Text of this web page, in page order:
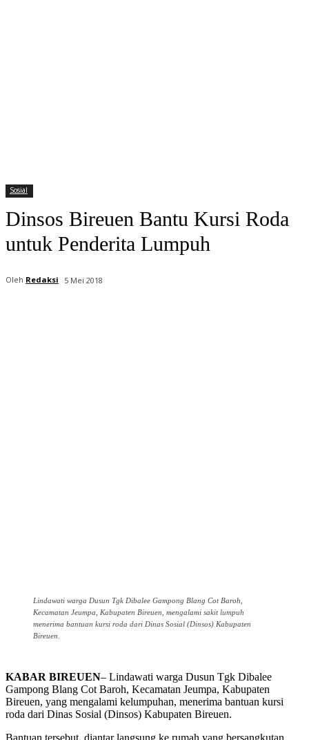
Sosial
Dinsos Bireuen Bantu Kursi Roda
untuk Penderita Lumpuh
Oleh Redaksi 5 Mei 2018
Lindawati warga Dusun Tgk Dibalee Gampong Blang Cot Baroh,
Kecamatan Jeumpa, Kabupaten Bireuen, mengalami sakit lumpuh
menerima bantuan kursi roda dari Dinas Sosial (Dinsos) Kabupaten
Bireuen.
KABAR BIREUEN– Lindawati warga Dusun Tgk Dibalee
Gampong Blang Cot Baroh, Kecamatan Jeumpa, Kabupaten
Bireuen, yang mengalami kelumpuhan, menerima bantuan kursi
roda dari Dinas Sosial (Dinsos) Kabupaten Bireuen.
Bantuan tersebut, diantar langsung ke rumah yang bersangkutan